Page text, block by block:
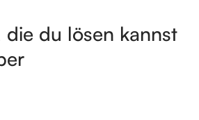
die du lösen kannst